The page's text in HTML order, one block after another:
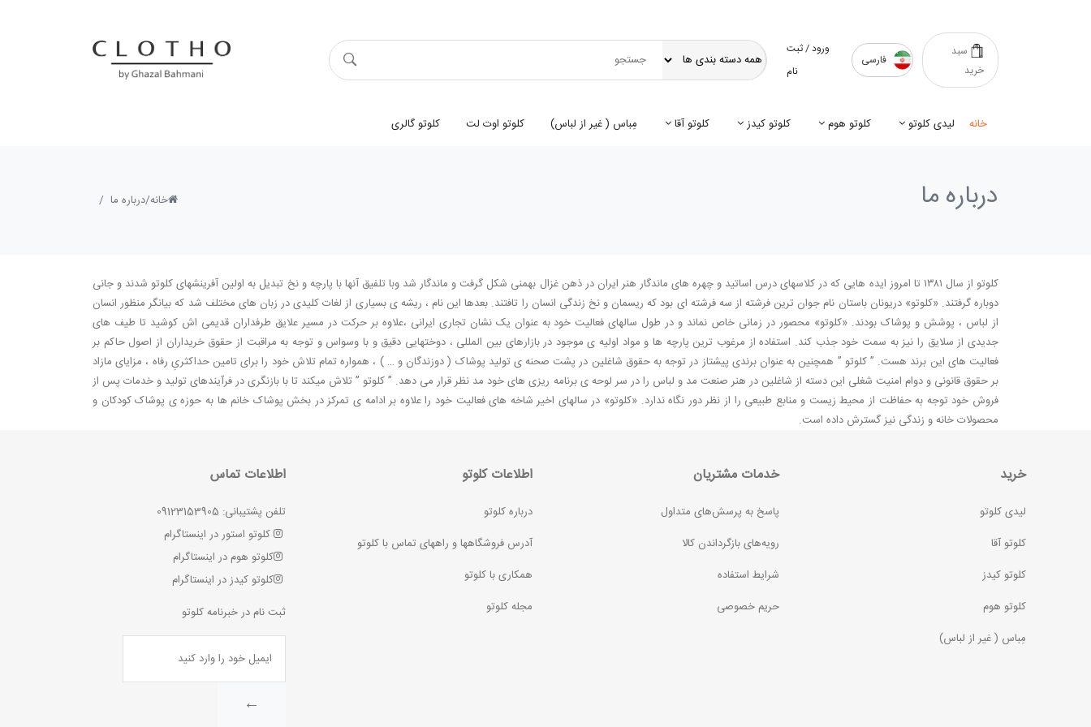
ورود / ثبت
نام
فارسی
سبد
خرید
خانه لیدی کلوتو کلوتو هوم کلوتو کیدز کلوتو آقا مِباس ( غير از لباس) کلوتو اوت لت کلوتو گالری
درباره ما خانه/درباره ما
کلوتو از سال ۱۳۸۱ تا امروز ایده هایی که در کلاسهای درس اساتید و چهره های ماندگار هنر ایران در ذهن غزال بهمنی شکل گرفت و ماندگار شد وبا تلفیق آنها با پارچه و نخ تبدیل به اولین آفرینشهای کلوتو شدند و جانی
دوباره گرفتند. «کلوتو» دریونان باستان نام جوان ترین فرشته از سه فرشته ای بود که ریسمان و نخ زندگی انسان را تافتند. بعدها این نام ، ریشه ی بسیاری از لغات کلیدی در زبان های مختلف شد که بیانگر منظور انسان
از لباس ، پوشش و پوشاک بودند. «کلوتو» محصور در زمانی خاص نماند و در طول سالهای فعالیت خود به عنوان یک نشان تجاری ایرانی ،علاوه بر حرکت در مسیر علایق طرفداران قدیمی اش کوشید تا طیف های
جدیدی از سلایق را نیز به سمت خود جذب کند. استفاده از مرغوب ترین پارچه ها و مواد اولیه ی موجود در بازارهای بین المللی ، دوختهایی دقیق و با وسواس و توجه به مراقبت از حقوق خریداران از اصول حاکم بر
فعالیت های این برند هست. ” کلوتو ” همچنین به عنوان برندی پیشتاز در توجه به حقوق شاغلین در پشت صحنه ی تولید پوشاک ( دوزندگان و … ) ، همواره تمام تلاش خود را برای تامین حداکثریِ رفاه ، مزایای مازاد
بر حقوق قانونی و دوام امنیت شغلی این دسته از شاغلین در هنر صنعت مد و لباس را در سر لوحه ی برنامه ریزی های خود مد نظر قرار می دهد. ” کلوتو ” تلاش میکند تا با بازنگری در فرآیندهای تولید و خدمات پس از
فروش خود توجه به حفاظت از محیط زیست و منابع طبیعی را از نظر دور نگاه ندارد. «کلوتو» در سالهای اخیر شاخه های فعالیت خود را علاوه بر ادامه ی تمرکز در بخش پوشاک خانم ها به حوزه ی پوشاک کودکان و
محصولات خانه و زندگی نیز گسترش داده است.
خرید
لیدی کلوتو
کلوتو آقا
کلوتو کیدز
کلوتو هوم
مِباس ( غير از لباس)
خدمات مشتریان
پاسخ به پرسش‌های متداول
رویه‌های بازگرداندن کالا
شرایط استفاده
حریم خصوصی
اطلاعات کلوتو
درباره کلوتو
آدرس فروشگاهها و راههای تماس با کلوتو
همکاری با کلوتو
مجله کلوتو
اطلاعات تماس
تلفن پشتیبانی: 09123153905
کلوتو استور در اینستاگرام
کلوتو هوم در اینستاگرام
کلوتو کیدز در اینستاگرام
ثبت نام در خبرنامه کلوتو
←